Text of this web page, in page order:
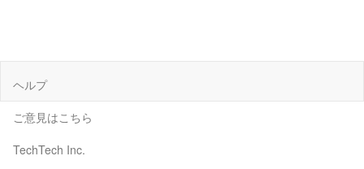
ヘルプ
ご意見はこちら
TechTech Inc.